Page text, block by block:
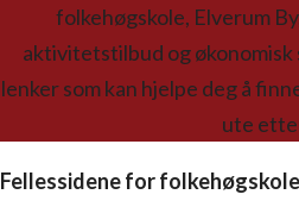
folkehøgskole, Elverum
aktivitetstilbud og
lenker som kan hjelpe deg å
ute
Fellessidene for